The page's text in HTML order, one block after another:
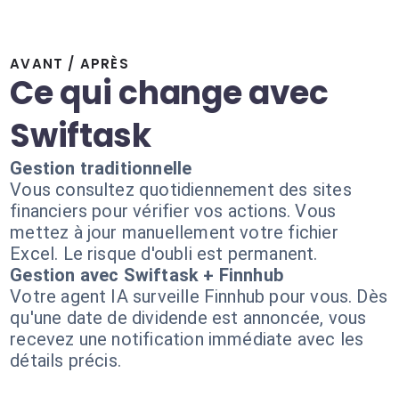
AVANT / APRÈS
Ce qui change avec
Swiftask
Gestion traditionnelle
Vous consultez quotidiennement des sites
financiers pour vérifier vos actions. Vous
mettez à jour manuellement votre fichier
Excel. Le risque d'oubli est permanent.
Gestion avec Swiftask + Finnhub
Votre agent IA surveille Finnhub pour vous. Dès
qu'une date de dividende est annoncée, vous
recevez une notification immédiate avec les
détails précis.